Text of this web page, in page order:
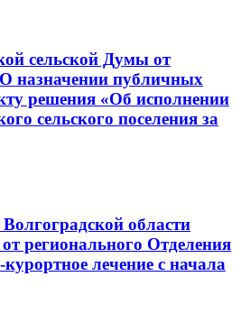
сельской Думы от
О назначении публичных
решения «Об исполнении
сельского поселения за
области
регионального Отделения
лечение с начала